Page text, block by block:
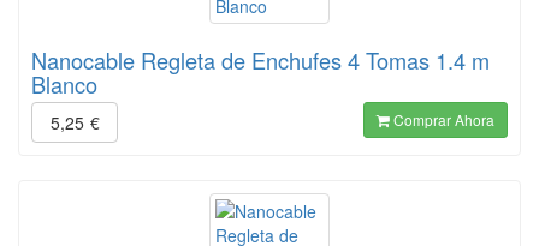
Nanocable Regleta de Enchufes 4 Tomas 1.4 m
Blanco
5,25 € Comprar Ahora